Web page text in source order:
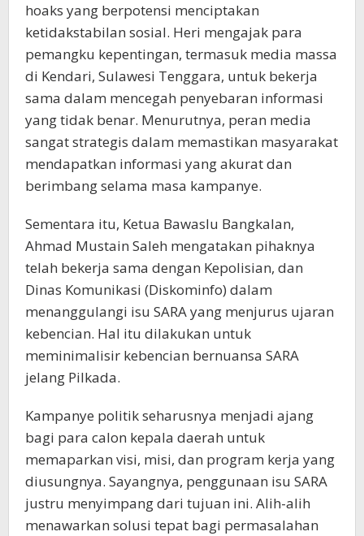
hoaks yang berpotensi menciptakan
ketidakstabilan sosial. Heri mengajak para
pemangku kepentingan, termasuk media massa
di Kendari, Sulawesi Tenggara, untuk bekerja
sama dalam mencegah penyebaran informasi
yang tidak benar. Menurutnya, peran media
sangat strategis dalam memastikan masyarakat
mendapatkan informasi yang akurat dan
berimbang selama masa kampanye.
Sementara itu, Ketua Bawaslu Bangkalan,
Ahmad Mustain Saleh mengatakan pihaknya
telah bekerja sama dengan Kepolisian, dan
Dinas Komunikasi (Diskominfo) dalam
menanggulangi isu SARA yang menjurus ujaran
kebencian. Hal itu dilakukan untuk
meminimalisir kebencian bernuansa SARA
jelang Pilkada.
Kampanye politik seharusnya menjadi ajang
bagi para calon kepala daerah untuk
memaparkan visi, misi, dan program kerja yang
diusungnya. Sayangnya, penggunaan isu SARA
justru menyimpang dari tujuan ini. Alih-alih
menawarkan solusi tepat bagi permasalahan